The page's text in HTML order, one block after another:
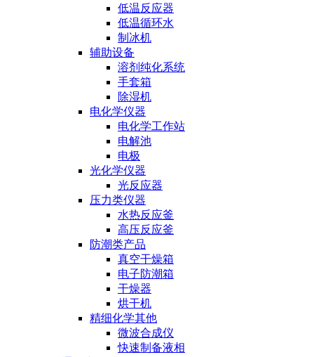
低温反应器
低温循环水
制冰机
辅助设备
溶剂纯化系统
手套箱
除湿机
电化学仪器
电化学工作站
电解池
电极
光化学仪器
光反应器
压力类仪器
水热反应釜
高压反应釜
防潮类产品
真空干燥箱
电子防潮箱
干燥器
烘干机
精细化学其他
微波合成仪
快速制备液相